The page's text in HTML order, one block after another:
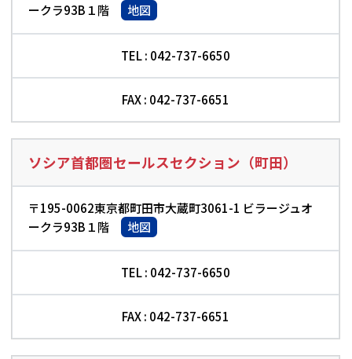
ークラ93B１階 地図
TEL : 042-737-6650
FAX : 042-737-6651
ソシア首都圏セールスセクション（町田）
〒195-0062東京都町田市大蔵町3061-1 ビラージュオ
ークラ93B１階
地図
TEL : 042-737-6650
FAX : 042-737-6651